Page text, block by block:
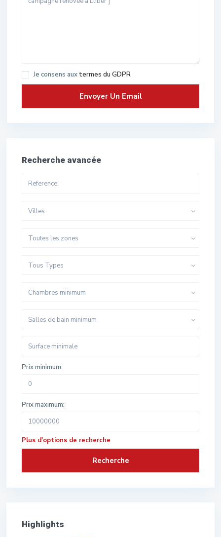
Je consens aux termes du GDPR
Recherche avancée
Villes
Toutes les zones
Tous Types
Chambres minimum
Salles de bain minimum
Prix minimum:
Prix maximum:
Plus d'options de recherche
Recherche
Highlights